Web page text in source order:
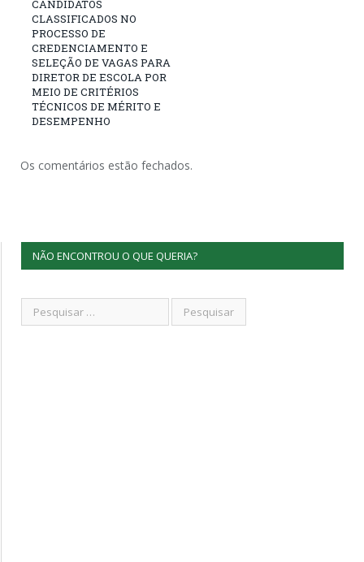
CANDIDATOS
CLASSIFICADOS NO
PROCESSO DE
CREDENCIAMENTO E
SELEÇÃO DE VAGAS PARA
DIRETOR DE ESCOLA POR
MEIO DE CRITÉRIOS
TÉCNICOS DE MÉRITO E
DESEMPENHO
Os comentários estão fechados.
NÃO ENCONTROU O QUE QUERIA?